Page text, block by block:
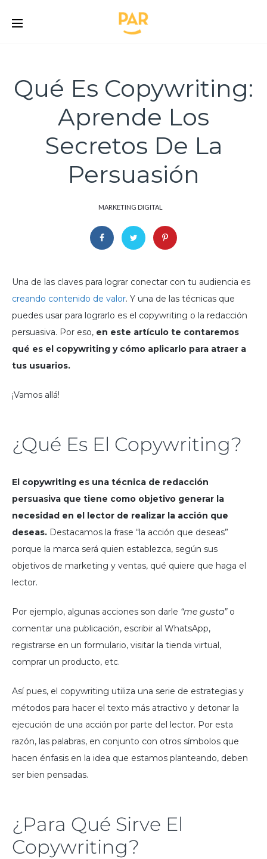
Qué Es Copywriting:
Aprende Los
Secretos De La
Persuasión
MARKETING DIGITAL
Una de las claves para lograr conectar con tu audiencia es
creando contenido de valor. Y una de las técnicas que
puedes usar para lograrlo es el copywriting o la redacción
persuasiva. Por eso, en este artículo te contaremos
qué es el copywriting y cómo aplicarlo para atraer a
tus usuarios.
¡Vamos allá!
¿Qué Es El Copywriting?
El copywriting es una técnica de redacción
persuasiva que tiene como objetivo generar la
necesidad en el lector de realizar la acción que
deseas. Destacamos la frase “la acción que deseas”
porque la marca será quien establezca, según sus
objetivos de marketing y ventas, qué quiere que haga el
lector.
Por ejemplo, algunas acciones son darle “me gusta”o
comentar una publicación, escribir al WhatsApp,
registrarse en un formulario, visitar la tienda virtual,
comprar un producto, etc.
Así pues, el copywriting utiliza una serie de estrategias y
métodos para hacer el texto más atractivo y detonar la
ejecución de una acción por parte del lector. Por esta
razón, las palabras, en conjunto con otros símbolos que
hacen énfasis en la idea que estamos planteando, deben
ser bien pensadas.
¿Para Qué Sirve El
Copywriting?